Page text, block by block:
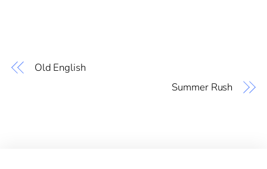
Old English
Summer Rush